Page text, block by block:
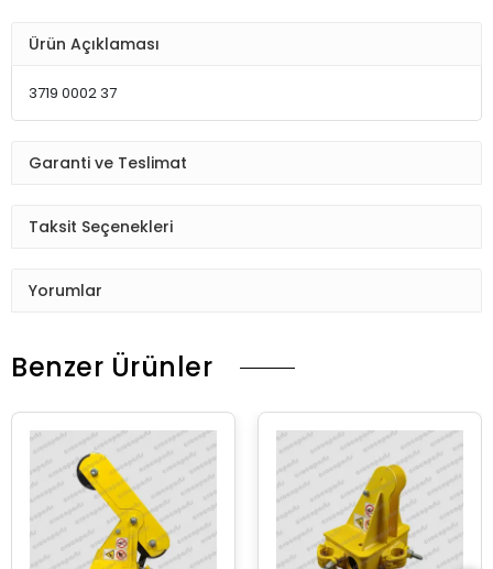
Ürün Açıklaması
3719 0002 37
Garanti ve Teslimat
Taksit Seçenekleri
Yorumlar
Benzer Ürünler